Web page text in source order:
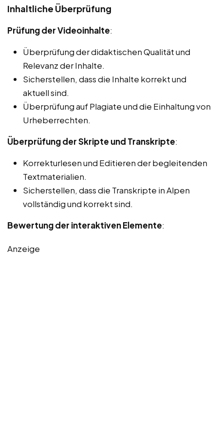
Inhaltliche Überprüfung
Prüfung der Videoinhalte:
Überprüfung der didaktischen Qualität und
Relevanz der Inhalte.
Sicherstellen, dass die Inhalte korrekt und
aktuell sind.
Überprüfung auf Plagiate und die Einhaltung von
Urheberrechten.
Überprüfung der Skripte und Transkripte:
Korrekturlesen und Editieren der begleitenden
Textmaterialien.
Sicherstellen, dass die Transkripte in Alpen
vollständig und korrekt sind.
Bewertung der interaktiven Elemente:
Anzeige